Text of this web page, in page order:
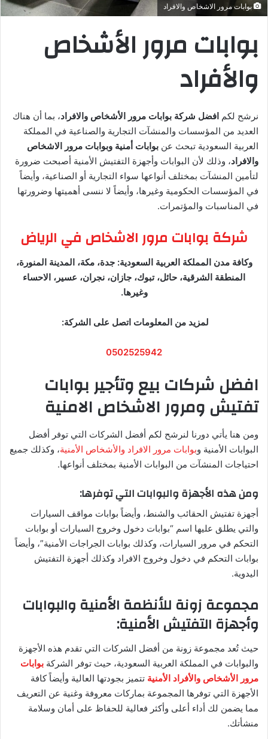
بوابات مرور الاشخاص والافراد
بوابات مرور الأشخاص
والأفراد
نرشح لكم افضل شركة بوابات مرور الأشخاص والافراد، بما أن هناك
العديد من المؤسسات والمنشآت التجارية والصناعية في المملكة
العربية السعودية تبحث عن بوابات أمنية وبوابات مرور الاشخاص
والافراد، وذلك لأن البوابات وأجهزة التفتيش الأمنية أصبحت ضرورة
لتأمين المنشآت بمختلف أنواعها سواء التجارية أو الصناعية، وأيضاً
في المؤسسات الحكومية وغيرها، وأيضاً لا ننسى أهميتها وضرورتها
في المناسبات والمؤتمرات.
شركة بوابات مرور الاشخاص في الرياض
وكافة مدن المملكة العربية السعودية: جدة، مكة، المدينة المنورة،
المنطقة الشرقية، حائل، تبوك، جازان، نجران، عسير، الاحساء
وغيرها.
لمزيد من المعلومات اتصل على الشركة:
0502525942
افضل شركات بيع وتأجير بوابات
تفتيش ومرور الاشخاص الامنية
ومن هنا يأتي دورنا لنرشح لكم أفضل الشركات التي توفر أفضل
البوابات الأمنية وبوابات مرور الافراد والأشخاص الأمنية، وكذلك جميع
احتياجات المنشآت من البوابات الأمنية بمختلف أنواعها.
ومن هذه الأجهزة والبوابات التي توفرها:
أجهزة تفتيش الحقائب والشنط، وأيضاً بوابات مواقف السيارات
والتي يطلق عليها اسم “بوابات دخول وخروج السيارات أو بوابات
التحكم في مرور السيارات، وكذلك بوابات الجراجات الأمنية”، وأيضاً
بوابات التحكم في دخول وخروج الافراد وكذلك أجهزة التفتيش
اليدوية.
مجموعة زونة للأنظمة الأمنية والبوابات
وأجهزة التفتيش الأمنية:
حيث تُعد مجموعة زونة من أفضل الشركات التي تقدم هذه الأجهزة
والبوابات في المملكة العربية السعودية، حيث توفر الشركة بوابات
مرور الأشخاص والأفراد الأمنية تتميز بجودتها العالية وأيضاً كافة
الأجهزة التي توفرها المجموعة بماركات معروفة وغنية عن التعريف
مما يضمن لك أداء أعلى وأكثر فعالية للحفاظ على أمان وسلامة
منشأتك.